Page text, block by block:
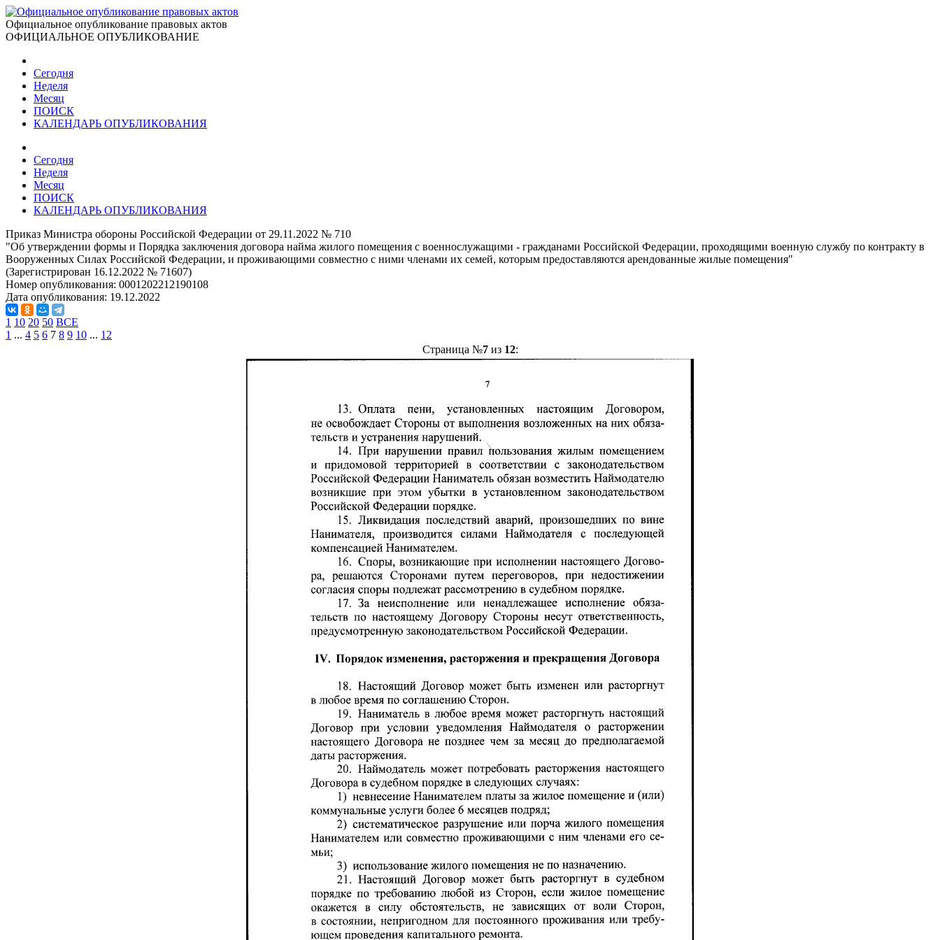
Официальное опубликование правовых актов
ОФИЦИАЛЬНОЕ ОПУБЛИКОВАНИЕ
Сегодня
Неделя
Месяц
ПОИСК
КАЛЕНДАРЬ ОПУБЛИКОВАНИЯ
Сегодня
Неделя
Месяц
ПОИСК
КАЛЕНДАРЬ ОПУБЛИКОВАНИЯ
Приказ Министра обороны Российской Федерации от 29.11.2022 № 710
"Об утверждении формы и Порядка заключения договора найма жилого помещения с военнослужащими - гражданами Российской Федерации, проходящими военную службу по контракту в
Вооруженных Силах Российской Федерации, и проживающими совместно с ними членами их семей, которым предоставляются арендованные жилые помещения"
(Зарегистрирован 16.12.2022 № 71607)
Номер опубликования: 0001202212190108
Дата опубликования: 19.12.2022
1 10 20 50 ВСЕ
1 ... 4 5 6 7 8 9 10 ... 12
Страница №7из 12: